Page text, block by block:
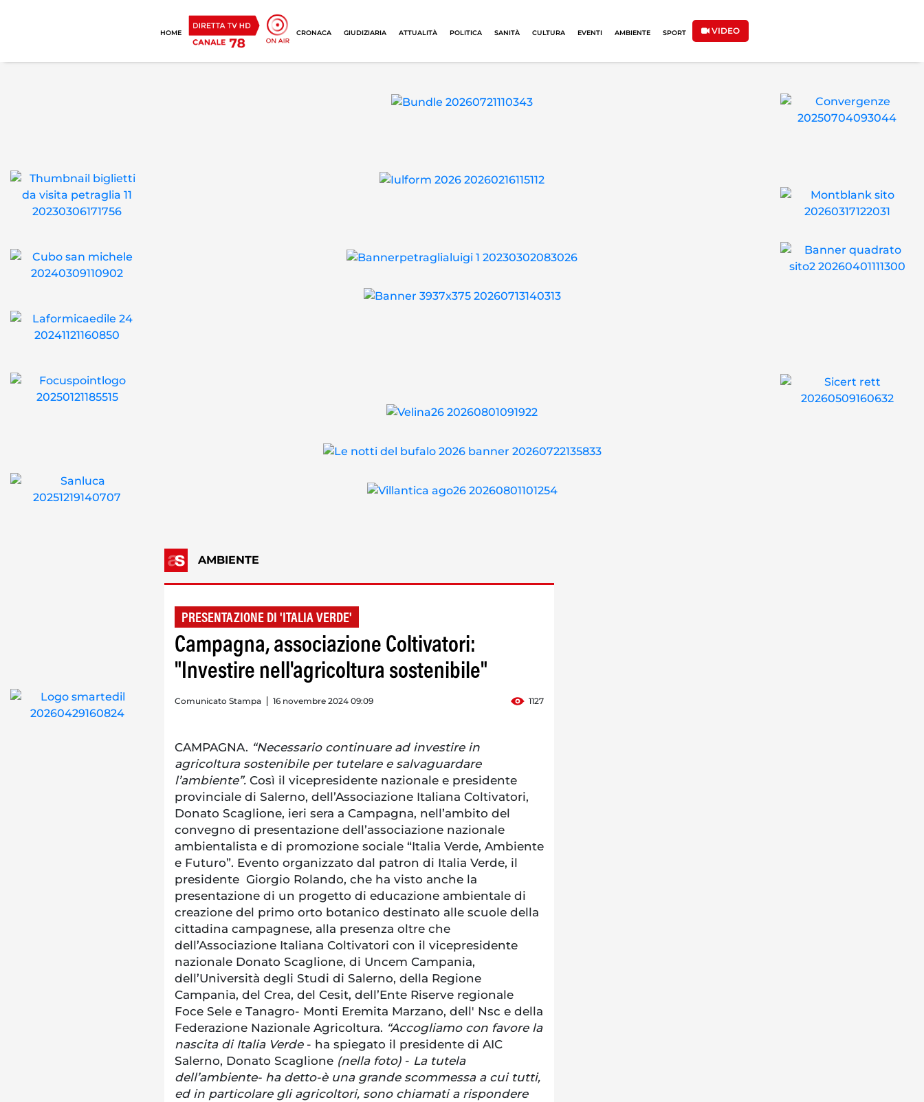
HOME CRONACA GIUDIZIARIA ATTUALITÀ POLITICA SANITÀ CULTURA EVENTI AMBIENTE SPORT VIDEO
AMBIENTE
PRESENTAZIONE DI 'ITALIA VERDE'
Campagna, associazione Coltivatori:
"Investire nell'agricoltura sostenibile"
Comunicato Stampa 16 novembre 2024 09:09 1127
CAMPAGNA. “Necessario continuare ad investire in
agricoltura sostenibile per tutelare e salvaguardare
l’ambiente”. Così il vicepresidente nazionale e presidente
provinciale di Salerno, dell’Associazione Italiana Coltivatori,
Donato Scaglione, ieri sera a Campagna, nell’ambito del
convegno di presentazione dell’associazione nazionale
ambientalista e di promozione sociale “Italia Verde, Ambiente
e Futuro”. Evento organizzato dal patron di Italia Verde, il
presidente Giorgio Rolando, che ha visto anche la
presentazione di un progetto di educazione ambientale di
creazione del primo orto botanico destinato alle scuole della
cittadina campagnese, alla presenza oltre che
dell’Associazione Italiana Coltivatori con il vicepresidente
nazionale Donato Scaglione, di Uncem Campania,
dell’Università degli Studi di Salerno, della Regione
Campania, del Crea, del Cesit, dell’Ente Riserve regionale
Foce Sele e Tanagro- Monti Eremita Marzano, dell' Nsc e della
Federazione Nazionale Agricoltura. “Accogliamo con favore la
nascita di Italia Verde - ha spiegato il presidente di AIC
Salerno, Donato Scaglione (nella foto) - La tutela
dell’ambiente- ha detto-è una grande scommessa a cui tutti,
ed in particolare gli agricoltori, sono chiamati a rispondere